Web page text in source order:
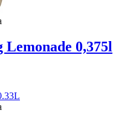
Lemonade 0,375l